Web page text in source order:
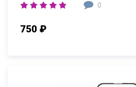
0
750 ₽